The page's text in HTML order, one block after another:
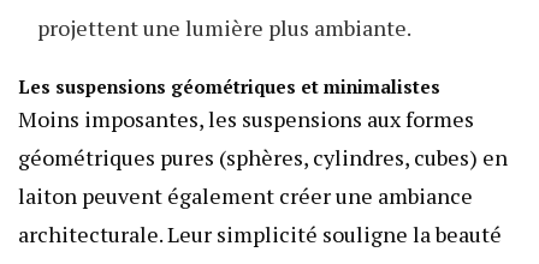
projettent une lumière plus ambiante.
Les suspensions géométriques et minimalistes
Moins imposantes, les suspensions aux formes
géométriques pures (sphères, cylindres, cubes) en
laiton peuvent également créer une ambiance
architecturale. Leur simplicité souligne la beauté